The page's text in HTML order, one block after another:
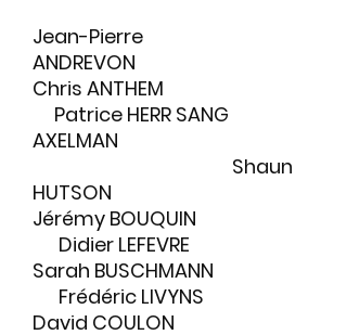
Jean-Pierre
ANDREVON
Chris ANTHEM
Patrice HERR SANG
AXELMAN
Shaun
HUTSON
Jérémy BOUQUIN
Didier LEFEVRE
Sarah BUSCHMANN
Frédéric LIVYNS
David COULON